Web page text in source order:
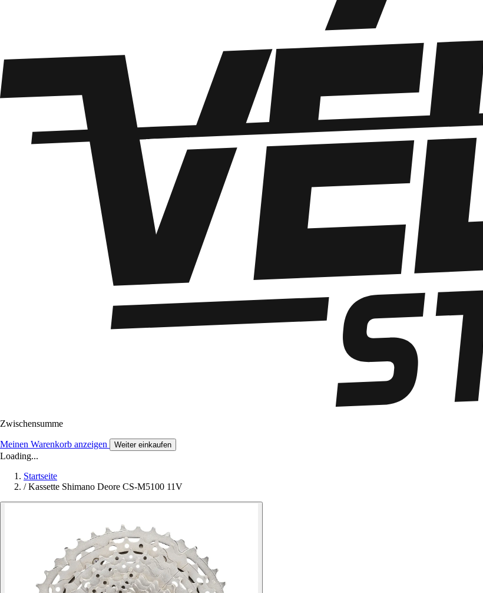
Zwischensumme
Meinen Warenkorb anzeigen Weiter einkaufen
Loading...
Startseite
/ Kassette Shimano Deore CS-M5100 11V